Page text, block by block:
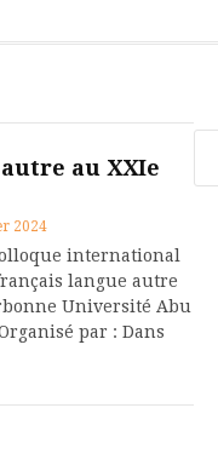
au XXIe
2024
international
langue autre
Université Abu
par : Dans